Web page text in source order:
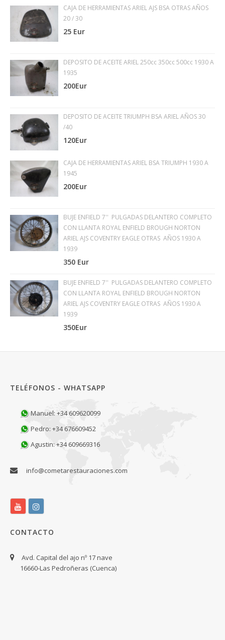
CAJA DE HERRAMIENTAS ARIEL AJS BSA OTRAS AÑOS
20 / 30
25 Eur
DEPOSITO DE ACEITE ARIEL 250cc 350cc 500cc 1930 A
1935
200Eur
DEPOSITO DE ACEITE TRIUMPH BSA ARIEL AÑOS 30
/40
120Eur
CAJA DE HERRAMIENTAS ARIEL BSA TRIUMPH 1930 A
1945
200Eur
BUJE ENFIELD 7'' PULGADAS DELANTERO COMPLETO
CON LLANTA ROYAL ENFIELD BROUGH NORTON
ARIEL AJS COVENTRY EAGLE OTRAS AÑOS 1930 A
1939
350 Eur
BUJE ENFIELD 7'' PULGADAS DELANTERO COMPLETO
CON LLANTA ROYAL ENFIELD BROUGH NORTON
ARIEL AJS COVENTRY EAGLE OTRAS AÑOS 1930 A
1939
350Eur
TELÉFONOS - WHATSAPP
Manuel: +34 609620099
Pedro: +34 676609452
Agustin: +34 609669316
info@cometarestauraciones.com
CONTACTO
Avd. Capital del ajo nº 17 nave
16660-Las Pedroñeras (Cuenca)